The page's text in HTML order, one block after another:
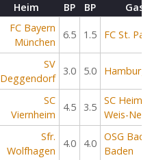
Heim BP BP Gast
FC Bayern
München
6.5 1.5 FC St.
SV
Deggendorf
3.0 5.0
SC
Viernheim
4.5 3.5
SC
Weis-
Sfr.
Wolfhagen
4.0 4.0
OSG
Baden